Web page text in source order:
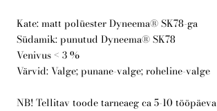
Telli arborist
Kate: matt polüester Dyneema® SK78-ga
Südamik: punutud Dyneema® SK78
Venivus < 3 %
Värvid: Valge; punane-valge; roheline-valge
NB! Tellitav toode tarneaeg ca 5-10 tööpäeva